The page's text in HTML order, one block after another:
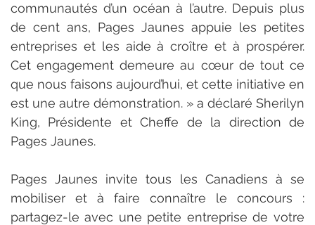
communautés d’un océan à l’autre. Depuis plus
de cent ans, Pages Jaunes appuie les petites
entreprises et les aide à croître et à prospérer.
Cet engagement demeure au cœur de tout ce
que nous faisons aujourd’hui, et cette initiative en
est une autre démonstration. » a déclaré Sherilyn
King, Présidente et Cheffe de la direction de
Pages Jaunes.
Pages Jaunes invite tous les Canadiens à se
mobiliser et à faire connaître le concours :
partagez-le avec une petite entreprise de votre